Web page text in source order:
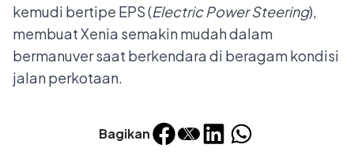
Bagikan
kemudi bertipe EPS (Electric Power Steering),
membuat Xenia semakin mudah dalam
bermanuver saat berkendara di beragam kondisi
jalan perkotaan.